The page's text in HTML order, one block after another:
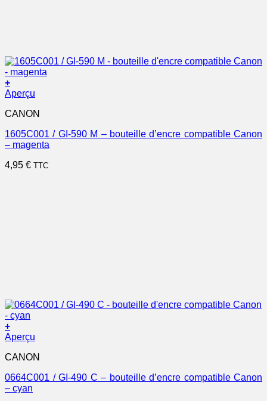
+
Aperçu
CANON
1605C001 / GI-590 M – bouteille d’encre compatible Canon
– magenta
4,95 € TTC
+
Aperçu
CANON
0664C001 / GI-490 C – bouteille d’encre compatible Canon
– cyan